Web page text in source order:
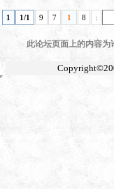
1 1/1 9 7 1 8 :
此论坛页面上的内容